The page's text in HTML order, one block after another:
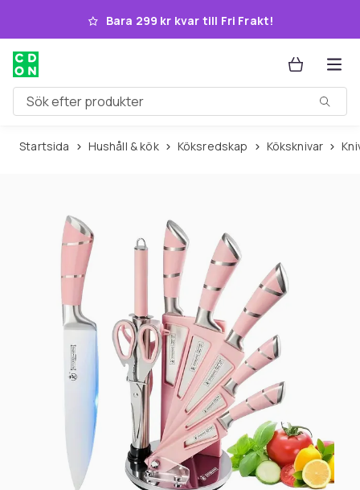
Hoppa till huvudinnehållet
Bara 299 kr kvar till Fri Frakt!
Sök efter produkter
Startsida Hushåll & kök Köksredskap Köksknivar